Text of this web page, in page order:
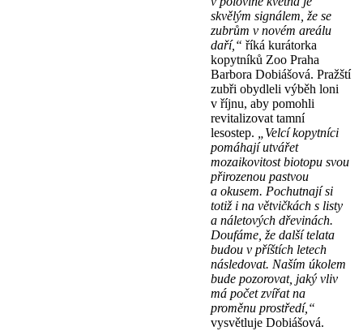
skvělým signálem, že se
zubrům v novém areálu
daří,“ říká kurátorka
kopytníků Zoo Praha
Barbora Dobiášová. Pražští
zubři obydleli výběh loni
v říjnu, aby pomohli
revitalizovat tamní
lesostep. „Velcí kopytníci
pomáhají utvářet
mozaikovitost biotopu svou
přirozenou pastvou
a okusem. Pochutnají si
totiž i na větvičkách s listy
a náletových dřevinách.
Doufáme, že další telata
budou v příštích letech
následovat. Naším úkolem
bude pozorovat, jaký vliv
má počet zvířat na
proměnu prostředí,“
vysvětluje Dobiášová.